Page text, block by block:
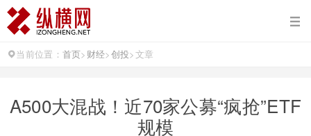
当前位置： 首页> 财经>创投>文章
A500大混战！近70家公募“疯抢”ETF
规模